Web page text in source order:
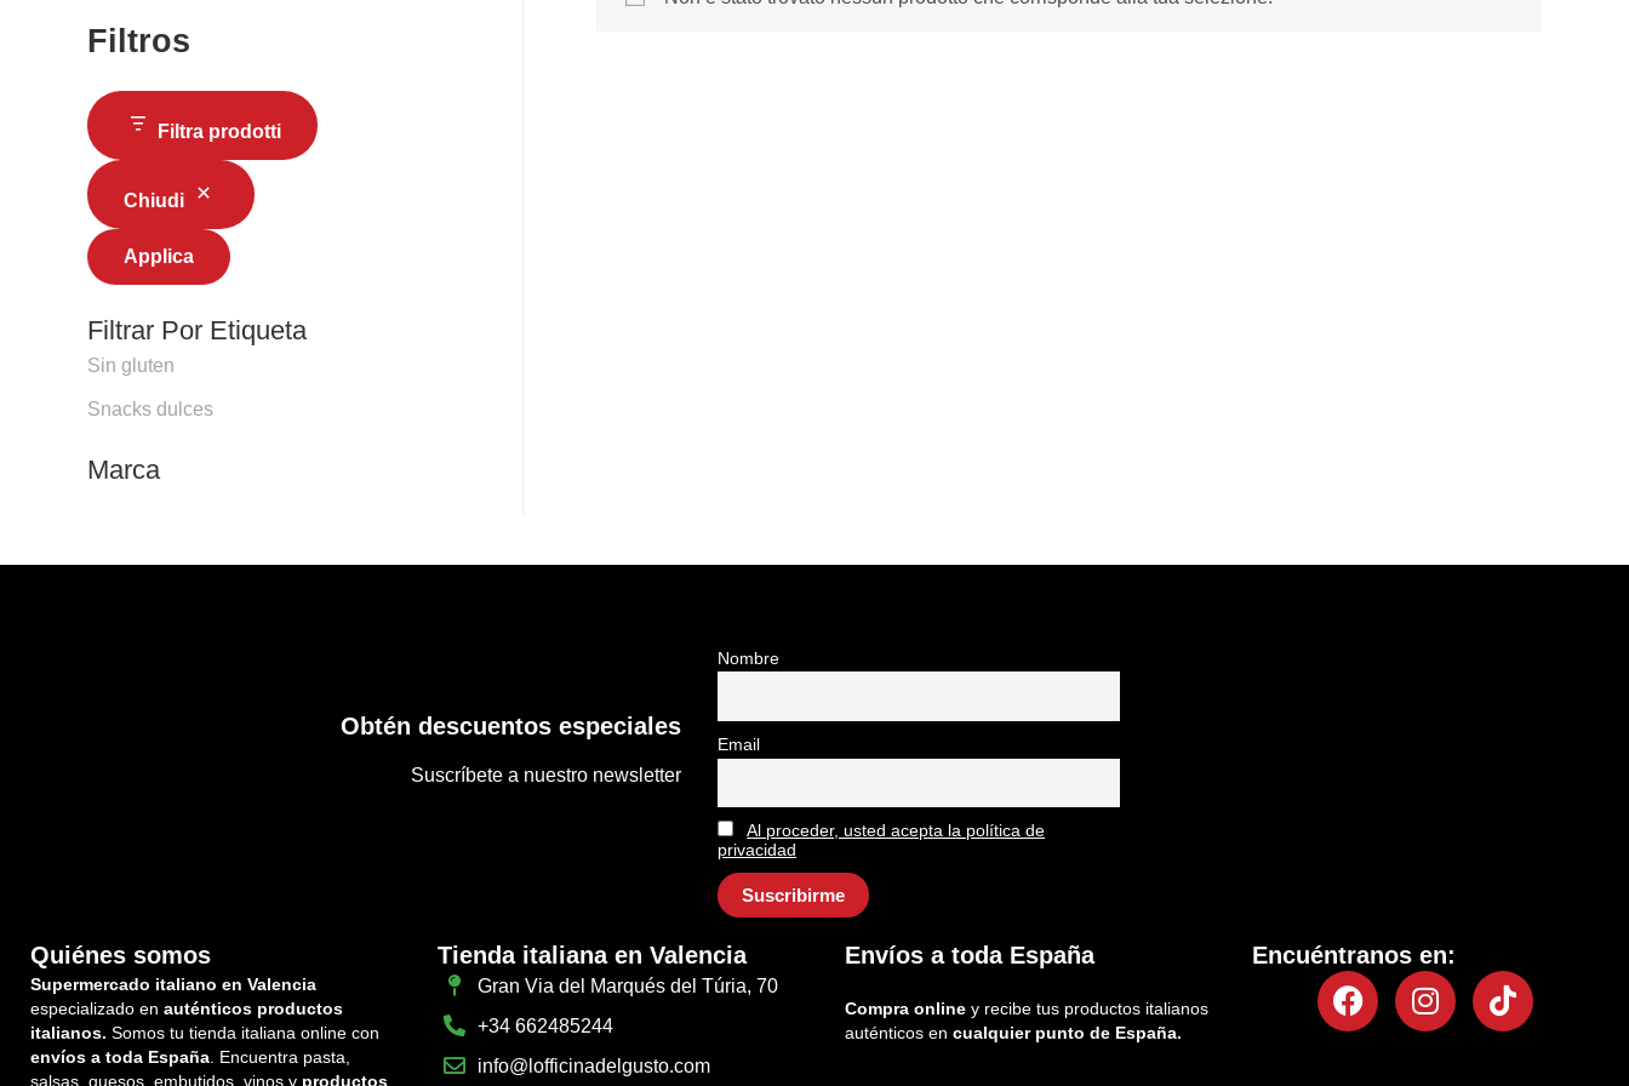
Filtros
Filtra prodotti
Chiudi
Applica
Filtrar Por Etiqueta
Sin gluten
Snacks dulces
Marca
Obtén descuentos especiales
Suscríbete a nuestro newsletter
Nombre
Email
Al proceder, usted acepta la política de
privacidad
Quiénes somos
Supermercado italiano en Valencia
especializado en auténticos productos
italianos. Somos tu tienda italiana online con
envíos a toda España . Encuentra pasta,
salsas, quesos, embutidos, vinos y productos
Tienda italiana en Valencia
Gran Via del Marqués del Túria, 70
+34 662485244
info@lofficinadelgusto.com
Envíos a toda España
Compra online y recibe tus productos italianos
auténticos en cualquier punto de España.
Encuéntranos en:
FacebookInstagram
Tiktok